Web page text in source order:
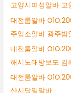
고양시여성알바 고
대전룸알바
주업소알바 광주밤
대전룸알바
해시노래방보도 김
대전룸알바
산시당일알바